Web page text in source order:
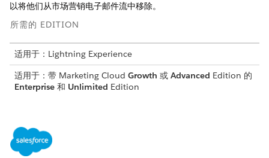
以将他们从市场营销电子邮件流中移除。
所需的 EDITION
适用于：Lightning Experience
适用于：带 Marketing Cloud Growth 或 Advanced Edition 的
Enterprise 和 Unlimited Edition
注意事项